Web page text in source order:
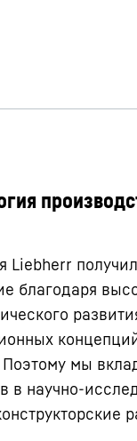
Liebherr
благодаря
Поэтому мы
в научно-